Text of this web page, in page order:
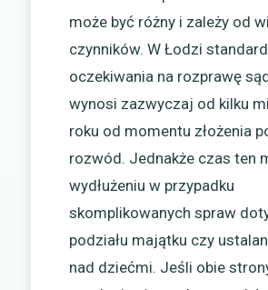
może być różny i zależy od
czynników. W Łodzi
oczekiwania na rozprawę
wynosi zazwyczaj od kilku
roku od momentu złożenia
rozwód. Jednakże czas ten
wydłużeniu w przypadku
skomplikowanych spraw
podziału majątku czy
nad dziećmi. Jeśli obie